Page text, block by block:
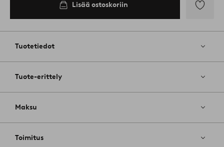
Lisää ostoskoriin
Tuotetiedot
Tuote-erittely
Maksu
Toimitus